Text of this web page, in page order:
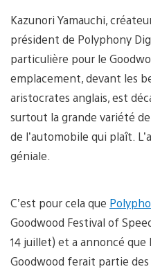
Kazunori Yamauchi,
président de Polyphony
particulière pour le
emplacement, devant les
aristocrates anglais, est
surtout la grande variété
de l’automobile qui plaît.
géniale.
C’est pour cela que
Goodwood Festival of
14 juillet) et a annoncé que
Goodwood ferait partie